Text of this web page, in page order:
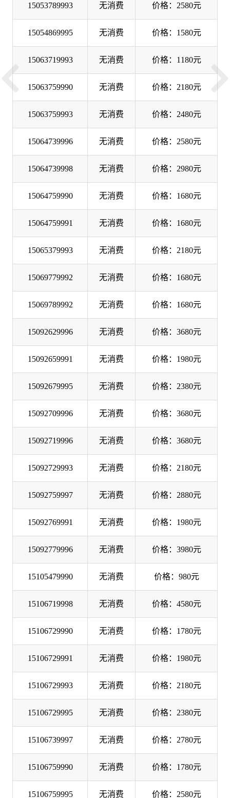
15053789993 无消费 价格：2580元
15054869995 无消费 价格：1580元
15063719993 无消费 价格：1180元
15063759990 无消费 价格：2180元
15063759993 无消费 价格：2480元
15064739996 无消费 价格：2580元
15064739998 无消费 价格：2980元
15064759990 无消费 价格：1680元
15064759991 无消费 价格：1680元
15065379993 无消费 价格：2180元
15069779992 无消费 价格：1680元
15069789992 无消费 价格：1680元
15092629996 无消费 价格：3680元
15092659991 无消费 价格：1980元
15092679995 无消费 价格：2380元
15092709996 无消费 价格：3680元
15092719996 无消费 价格：3680元
15092729993 无消费 价格：2180元
15092759997 无消费 价格：2880元
15092769991 无消费 价格：1980元
15092779996 无消费 价格：3980元
15105479990 无消费 价格：980元
15106719998 无消费 价格：4580元
15106729990 无消费 价格：1780元
15106729991 无消费 价格：1980元
15106729993 无消费 价格：2180元
15106729995 无消费 价格：2380元
15106739997 无消费 价格：2780元
15106759990 无消费 价格：1780元
15106759995 无消费 价格：2580元